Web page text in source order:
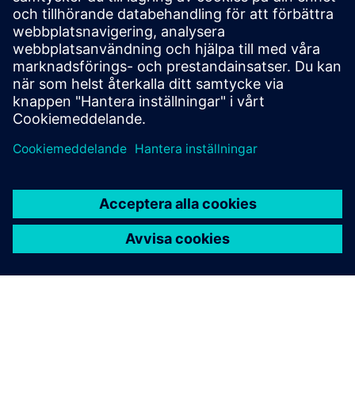
Prova innan du köper med en 30-dagars provperiod.
Prova nu